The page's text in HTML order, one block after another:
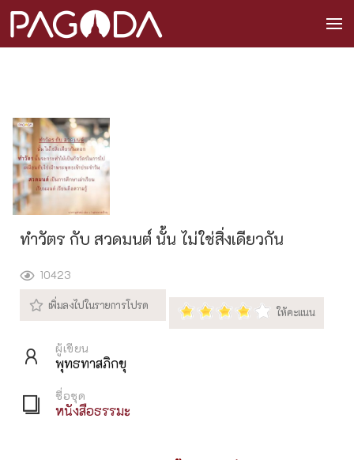
ทำวัตร กับ สวดมนต์ นั้น ไม่ใช่สิ่งเดียวกัน
10423
ผู้เขียน
พุทธทาสภิกขุ
ชื่อชุด
หนังสือธรรมะ